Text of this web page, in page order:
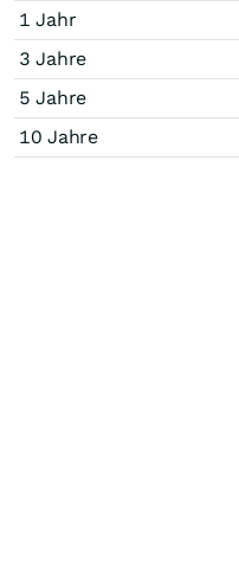
1 Jahr
3 Jahre
5 Jahre
10 Jahre